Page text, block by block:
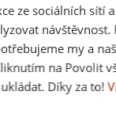
doručení
vrácení
ze sociálních sítí
návštěvnost.
my a
na Povolit
Díky za to!